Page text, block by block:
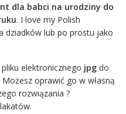
dla babci na urodziny do
. I love my Polish
dziadków lub po prostu jako
elektronicznego jpgdo
oprawić go w własną
rozwiązania ?